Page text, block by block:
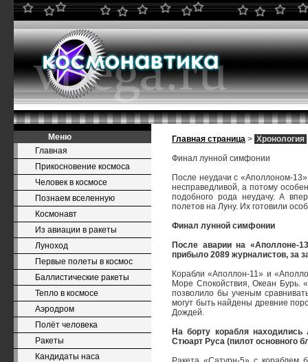
Меню
Главная
Прикосновение космоса
Человек в космосе
Познаем вселенную
Космонавт
Из авиации в ракеты
Луноход
Первые полеты в космос
Баллистические ракеты
Тепло в космосе
Аэродром
Полёт человека
Ракеты
Кандидаты наса
Главная страница > Хронология
Финал лунной симфонии
После неудачи с «Аполлоном-
несправедливой, а потому
подобного рода неудачу. А
полетов на Луну. Их готовили
Финал лунной симфонии
После аварии на «Аполлоне-
прибыло 2089 журналистов, за
Корабли «Аполлон-11» и
Море Спокойствия, Океан Бурь.
позволило бы ученым
могут быть найдены древние
Дождей.
На борту корабля
Стюарт Руса (пилот основного